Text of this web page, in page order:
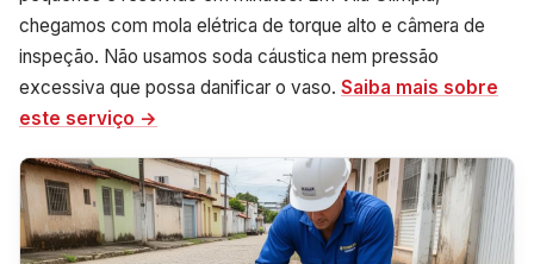
chegamos com mola elétrica de torque alto e câmera de
inspeção. Não usamos soda cáustica nem pressão
excessiva que possa danificar o vaso. Saiba mais sobre
este serviço →